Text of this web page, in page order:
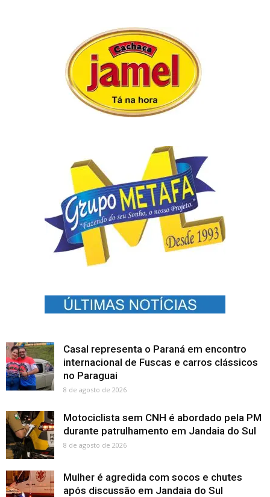
Casal representa o Paraná em encontro
internacional de Fuscas e carros clássicos
no Paraguai
8 de agosto de 2026
Motociclista sem CNH é abordado pela PM
durante patrulhamento em Jandaia do Sul
8 de agosto de 2026
Mulher é agredida com socos e chutes
após discussão em Jandaia do Sul